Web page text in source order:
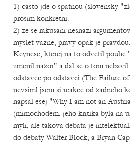
1) casto jde o spatnou (slovensky
prosim konkretni.
2) ze se rakusani nesnazi
myslet vazne, pravy opak je
Keynese, kterej na to odvetil pouhe
zmenil nazor" a dal se o tom
odstavec po odstavci (The Failure
nevsiml jsem si reakce od zadneho
napsal esej "Why I am not an
(mimochodem, jeho kritika byla na
myli, ale takova debata je
do debaty Walter Block, a Bryan